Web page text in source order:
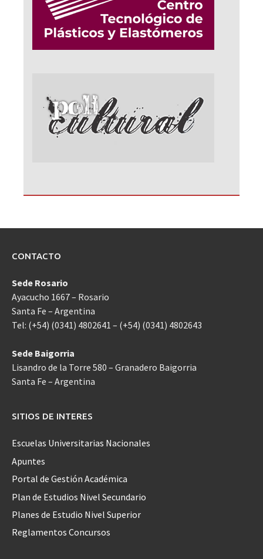
CONTACTO
Sede Rosario
Ayacucho 1667 – Rosario
Santa Fe – Argentina
Tel: (+54) (0341) 4802641 – (+54) (0341) 4802643
Sede Baigorria
Lisandro de la Torre 580 – Granadero Baigorria
Santa Fe – Argentina
SITIOS DE INTERES
Escuelas Universitarias Nacionales
Apuntes
Portal de Gestión Académica
Plan de Estudios Nivel Secundario
Planes de Estudio Nivel Superior
Reglamentos Concursos